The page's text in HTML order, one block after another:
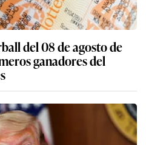
del 08 de agosto de
ganadores del